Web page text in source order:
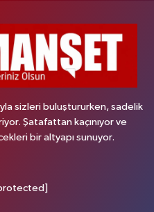
sizleri buluştururken, sadelik
Şatafattan kaçınıyor ve
bir altyapı sunuyor.